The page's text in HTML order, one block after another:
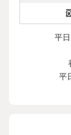
平
平